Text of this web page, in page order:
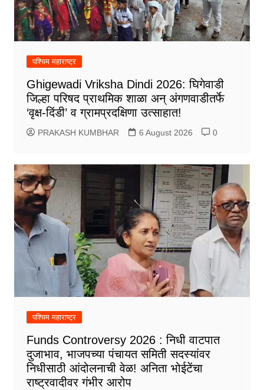
पश्चिम महाराष्ट्र
Ghigewadi Vriksha Dindi 2026: घिगेवाडी
जिल्हा परिषद प्राथमिक शाळा अन् अंगणवाडीतर्फे
‘वृक्ष-दिंडी’ व ग्रामप्रदक्षिणा उत्साहात!
PRAKASH KUMBHAR 6 August 2026 0
पश्चिम महाराष्ट्र
Funds Controversy 2026 : निधी वाटपात
दुजाभाव, भाजपच्या पंचायत समिती सदस्यांवर
निधीसाठी आंदोलनाची वेळ! अनिता भोईटेंचा
राष्ट्रवादीवर गंभीर आरोप